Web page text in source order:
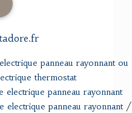
panneau rayonnant ou
thermostat
electrique panneau rayonnant
electrique panneau rayonnant/